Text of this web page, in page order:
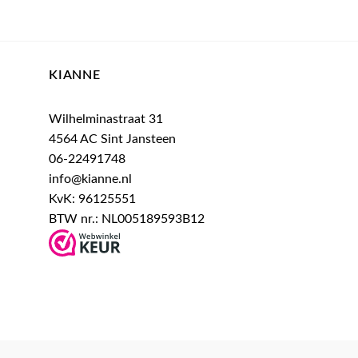
KIANNE
Wilhelminastraat 31
4564 AC Sint Jansteen
06-22491748
info@kianne.nl
KvK: 96125551
BTW nr.: NL005189593B12